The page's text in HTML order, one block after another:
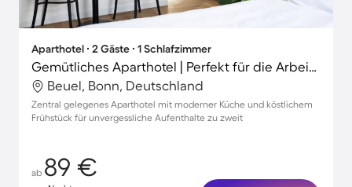
Aparthotel ∙ 2 Gäste ∙ 1 Schlafzimmer
Gemütliches Aparthotel | Perfekt für die Arbeit von Zuhause
Beuel, Bonn, Deutschland
Zentral gelegenes Aparthotel mit moderner Küche und köstlichem
Frühstück für unvergessliche Aufenthalte zu zweit
ab 89 €